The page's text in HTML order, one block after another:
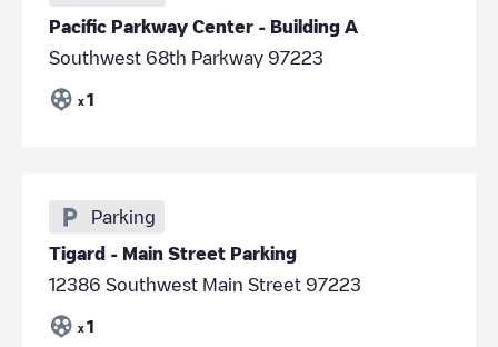
Pacific Parkway Center - Building A
Southwest 68th Parkway 97223
x 1
Parking
Tigard - Main Street Parking
12386 Southwest Main Street 97223
x 1